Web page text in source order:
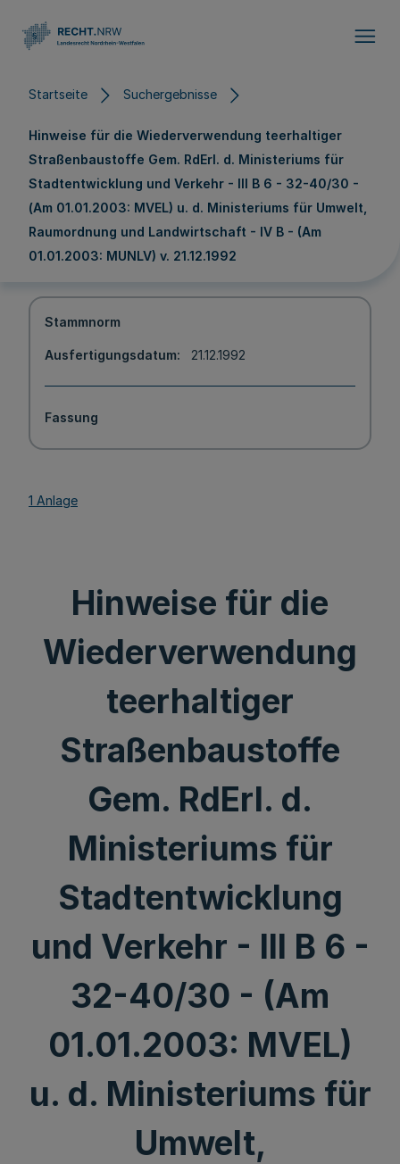
Startseite Suchergebnisse
Hinweise für die Wiederverwendung teerhaltiger
Straßenbaustoffe Gem. RdErl. d. Ministeriums für
Stadtentwicklung und Verkehr - III B 6 - 32-40/30 -
(Am 01.01.2003: MVEL) u. d. Ministeriums für Umwelt,
Raumordnung und Landwirtschaft - IV B - (Am
01.01.2003: MUNLV) v. 21.12.1992
Stammnorm
Ausfertigungsdatum 21.12.1992
Fassung
1 Anlage
Hinweise für die
Wiederverwendung
teerhaltiger
Straßenbaustoffe
Gem. RdErl. d.
Ministeriums für
Stadtentwicklung
und Verkehr - III B 6 -
32-40/30 - (Am
01.01.2003: MVEL)
u. d. Ministeriums für
Umwelt,